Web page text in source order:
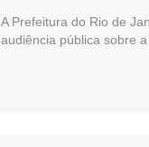
A Prefeitura do Rio de
audiência pública sobre